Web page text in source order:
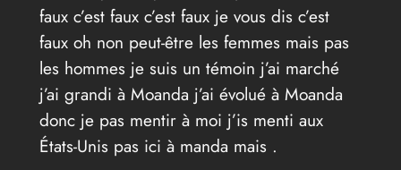
faux c’est faux c’est faux je vous dis c’est
faux oh non peut-être les femmes mais pas
les hommes je suis un témoin j’ai marché
j’ai grandi à Moanda j’ai évolué à Moanda
donc je pas mentir à moi j’is menti aux
États-Unis pas ici à manda mais .